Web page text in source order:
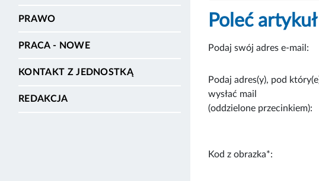
PRAWO
PRACA - NOWE
KONTAKT Z JEDNOSTKĄ
REDAKCJA
Poleć
Podaj swój adres e-mail:
Podaj adres(y), pod
wysłać mail
(oddzielone przecinkiem):
Kod z obrazka*: